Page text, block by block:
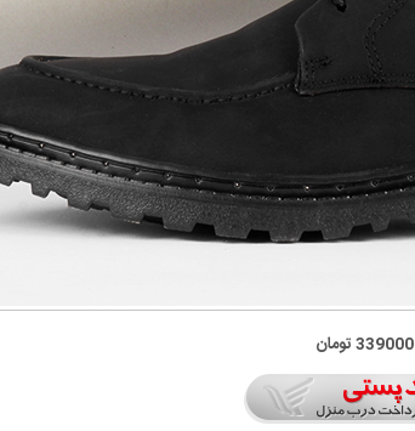
339000 تومان